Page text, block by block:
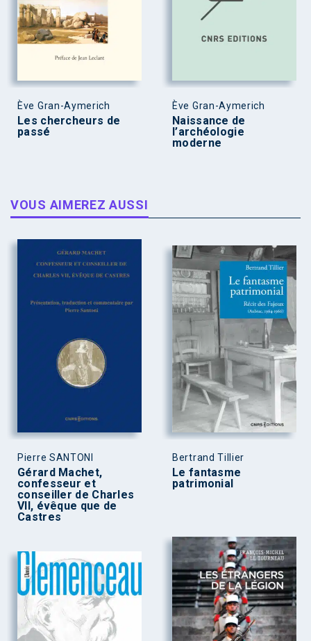
Ève Gran-Aymerich
Les chercheurs de
passé
Ève Gran-Aymerich
Naissance de
l’archéologie
moderne
VOUS AIMEREZ AUSSI
Pierre SANTONI
Gérard Machet,
confesseur et
conseiller de Charles
VII, évêque que de
Castres
Bertrand Tillier
Le fantasme
patrimonial